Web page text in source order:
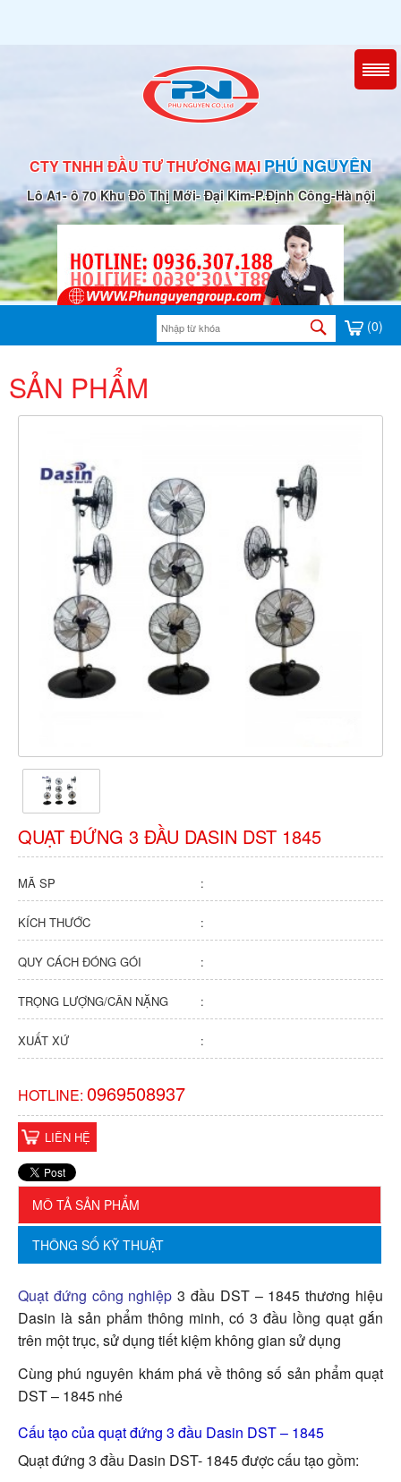
CTY TNHH ĐẦU TƯ THƯƠNG MẠIPHÚ NGUYÊN
Lô A1- ô 70 Khu Đô Thị Mới- Đại Kim-P.Định Công-Hà nội
(0)
SẢN PHẨM
QUẠT ĐỨNG 3 ĐẦU DASIN DST 1845
MÃ SP :
KÍCH THƯỚC :
QUY CÁCH ĐÓNG GÓI :
TRỌNG LƯỢNG/CÂN NẶNG :
XUẤT XỨ :
HOTLINE: 0969508937
LIÊN HỆ
MÔ TẢ SẢN PHẨM
THÔNG SỐ KỸ THUẬT
Quạt đứng công nghiệp 3 đầu DST – 1845 thương hiệu
Dasin là sản phẩm thông minh, có 3 đầu lồng quạt gắn
trên một trục, sử dụng tiết kiệm không gian sử dụng
Cùng phú nguyên khám phá về thông số sản phẩm quạt
DST – 1845 nhé
Cấu tạo của quạt đứng 3 đầu Dasin DST – 1845
Quạt đứng 3 đầu Dasin DST- 1845 được cấu tạo gồm: